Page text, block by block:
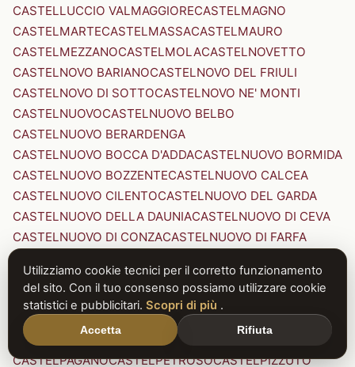
CASTELLUCCIO VALMAGGIORECASTELMAGNO
CASTELMARTECASTELMASSACASTELMAURO
CASTELMEZZANOCASTELMOLACASTELNOVETTO
CASTELNOVO BARIANOCASTELNOVO DEL FRIULI
CASTELNOVO DI SOTTOCASTELNOVO NE' MONTI
CASTELNUOVOCASTELNUOVO BELBO
CASTELNUOVO BERARDENGA
CASTELNUOVO BOCCA D'ADDACASTELNUOVO BORMIDA
CASTELNUOVO BOZZENTECASTELNUOVO CALCEA
CASTELNUOVO CILENTOCASTELNUOVO DEL GARDA
CASTELNUOVO DELLA DAUNIACASTELNUOVO DI CEVA
CASTELNUOVO DI CONZACASTELNUOVO DI FARFA
CASTELNUOVO DI PORTO CASTELNUOVO DON BOSCO
CASTELNUOVO MAGRACASTELNUOVO NIGRA
CASTELNUOVO PARANOCASTELNUOVO RANGONE
CASTELNUOVO SCRIVIA
CASTELNUOVO VAL DI CECINA
CASTELPAGANOCASTELPETROSOCASTELPIZZUTO
Utilizziamo cookie tecnici per il corretto funzionamento
del sito. Con il tuo consenso possiamo utilizzare cookie
statistici e pubblicitari. Scopri di più .
Accetta Rifiuta